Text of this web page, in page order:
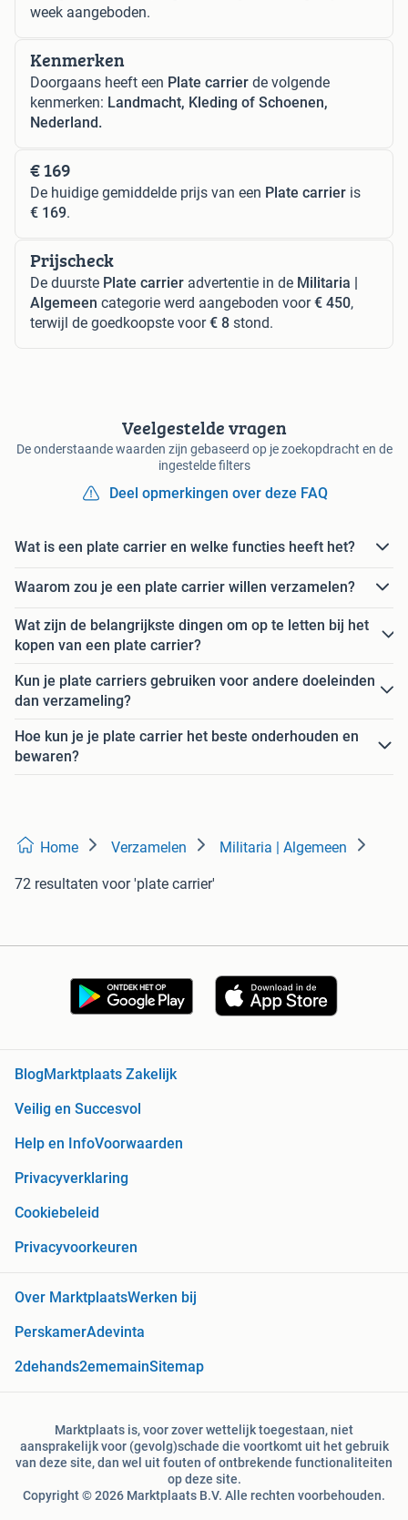
week aangeboden.
Kenmerken
Doorgaans heeft een Plate carrier de volgende
kenmerken: Landmacht, Kleding of Schoenen,
Nederland.
€ 169
De huidige gemiddelde prijs van een Plate carrier is
€ 169.
Prijscheck
De duurste Plate carrier advertentie in de Militaria |
Algemeen categorie werd aangeboden voor€ 450,
terwijl de goedkoopste voor€ 8 stond.
Veelgestelde vragen
De onderstaande waarden zijn gebaseerd op je zoekopdracht en de
ingestelde filters
Deel opmerkingen over deze FAQ
Wat is een plate carrier en welke functies heeft het?
Waarom zou je een plate carrier willen verzamelen?
Wat zijn de belangrijkste dingen om op te letten bij het
kopen van een plate carrier?
Kun je plate carriers gebruiken voor andere doeleinden
dan verzameling?
Hoe kun je je plate carrier het beste onderhouden en
bewaren?
Home Verzamelen Militaria | Algemeen
72 resultaten voor 'plate carrier'
BlogMarktplaats Zakelijk
Veilig en Succesvol
Help en InfoVoorwaarden
Privacyverklaring
Cookiebeleid
Privacyvoorkeuren
Over MarktplaatsWerken bij
PerskamerAdevinta
2dehands2ememainSitemap
Marktplaats is, voor zover wettelijk toegestaan, niet
aansprakelijk voor (gevolg)schade die voortkomt uit het gebruik
van deze site, dan wel uit fouten of ontbrekende functionaliteiten
op deze site.
Copyright © 2026 Marktplaats B.V. Alle rechten voorbehouden.